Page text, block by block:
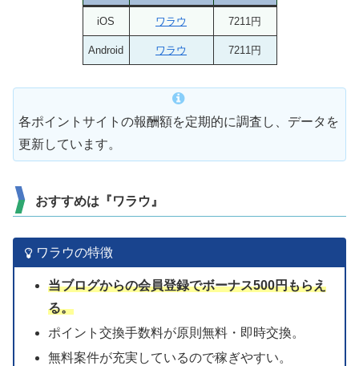
iOS ワラウ 7211円
Android ワラウ 7211円
各ポイントサイトの報酬額を定期的に調査し、データを
更新しています。
おすすめは『ワラウ』
ワラウの特徴
当ブログからの会員登録でボーナス500円もらえ
る。
ポイント交換手数料が原則無料・即時交換。
無料案件が充実しているので稼ぎやすい。